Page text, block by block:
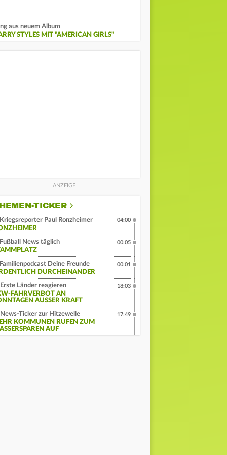
aus neuem Album
STYLES MIT "AMERICAN GIRLS"
TICKER
Kriegsreporter Paul Ronzheimer
04:00
Fußball News täglich
00:05
Familienpodcast Deine Freunde
DURCHEINANDER
00:01
Erste Länder reagieren
FAHRVERBOT AN
AUSSER KRAFT
18:03
News-Ticker zur Hitzewelle
KOMMUNEN RUFEN ZUM
AUF
17:49